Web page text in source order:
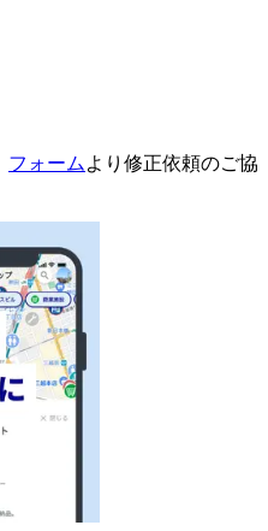
フォーム より修正依頼のご協